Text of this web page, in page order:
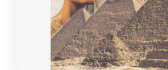
سایر کشورهای اروپا
داستان کوتاه